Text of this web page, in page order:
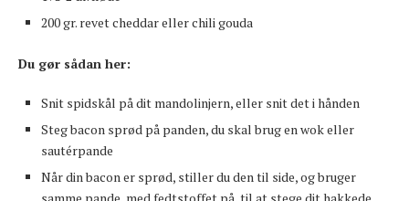
200 gr. revet cheddar eller chili gouda
Du gør sådan her:
Snit spidskål på dit mandolinjern, eller snit det i hånden
Steg bacon sprød på panden, du skal brug en wok eller
sautérpande
Når din bacon er sprød, stiller du den til side, og bruger